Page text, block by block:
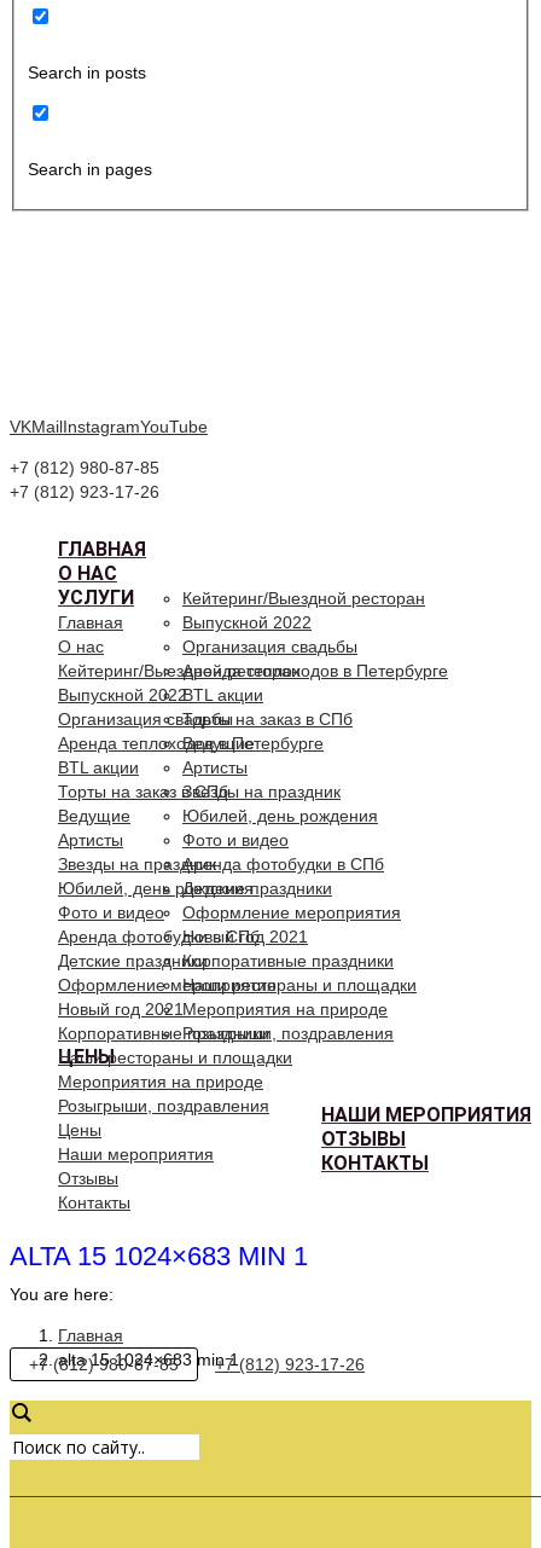
Search in posts
Search in pages
VKMailInstagramYouTube
+7 (812) 980-87-85
+7 (812) 923-17-26
ГЛАВНАЯ
О НАС
УСЛУГИ
Кейтеринг/Выездной ресторан
Выпускной 2022
Организация свадьбы
Аренда теплоходов в Петербурге
BTL акции
Торты на заказ в СПб
Ведущие
Артисты
Звезды на праздник
Юбилей, день рождения
Фото и видео
Аренда фотобудки в СПб
Детские праздники
Оформление мероприятия
Новый год 2021
Корпоративные праздники
Наши рестораны и площадки
Мероприятия на природе
Розыгрыши, поздравления
ЦЕНЫ
НАШИ МЕРОПРИЯТИЯ
ОТЗЫВЫ
КОНТАКТЫ
Главная
О нас
Кейтеринг/Выездной ресторан
Выпускной 2022
Организация свадьбы
Аренда теплоходов в Петербурге
BTL акции
Торты на заказ в СПб
Ведущие
Артисты
Звезды на праздник
Юбилей, день рождения
Фото и видео
Аренда фотобудки в СПб
Детские праздники
Оформление мероприятия
Новый год 2021
Корпоративные праздники
Наши рестораны и площадки
Мероприятия на природе
Розыгрыши, поздравления
Цены
Наши мероприятия
Отзывы
Контакты
ALTA 15 1024×683 MIN 1
You are here:
Главная
alta 15 1024×683 min 1
+7 (812) 980-87-85 +7 (812) 923-17-26